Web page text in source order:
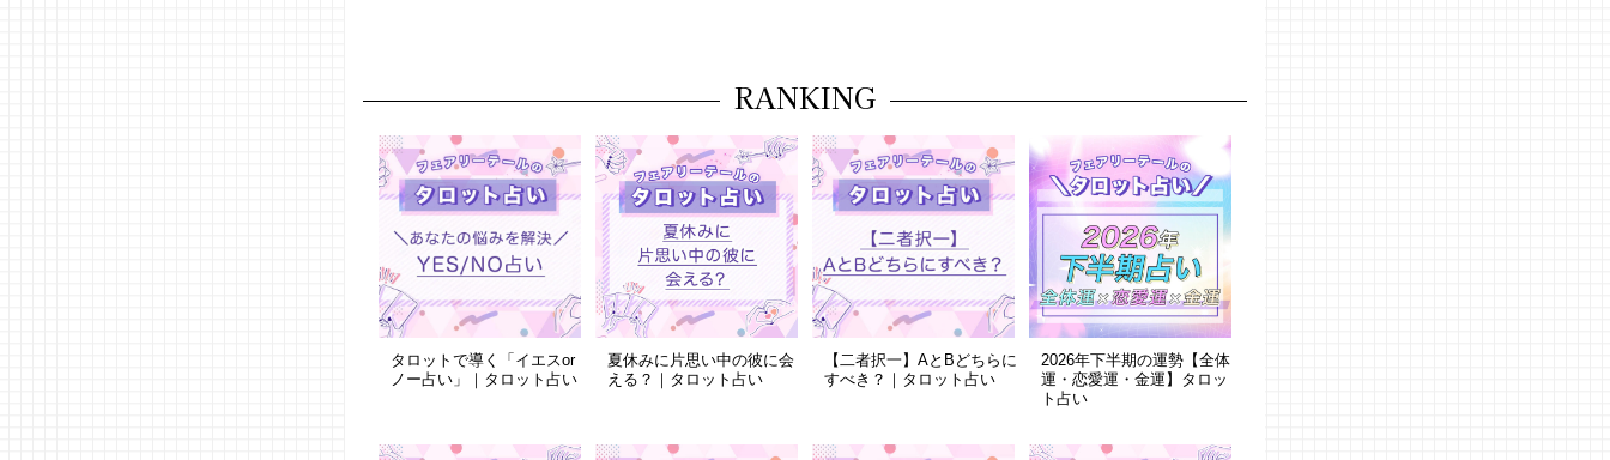
RANKING
タロットで導く「イエスor
ノー占い」｜タロット占い
夏休みに片思い中の彼に会
える？｜タロット占い
【二者択一】AとBどちらに
すべき？｜タロット占い
2026年下半期の運勢【全体
運・恋愛運・金運】タロッ
ト占い